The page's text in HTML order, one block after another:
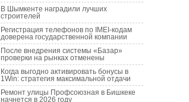
В Шымкенте наградили лучших
строителей
Регистрация телефонов по IMEI-кодам
доверена государственной компании
После внедрения системы «Базар»
проверки на рынках отменены
Когда выгодно активировать бонусы в
1Win: стратегия максимальной отдачи
Ремонт улицы Профсоюзная в Бишкеке
начнется в 2026 году